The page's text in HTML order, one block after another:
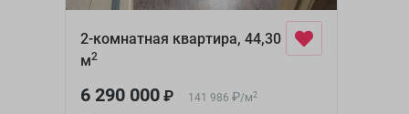
2-комнатная квартира, 44,30
м2
6 290 000₽ 141 986 ₽/м2